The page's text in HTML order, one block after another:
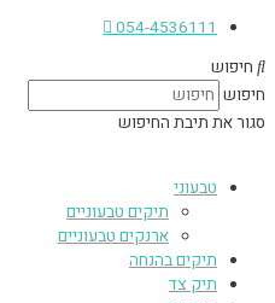
054-4536111
חיפוש
חיפוש
סגור את תיבת החיפוש
טבעוני
תיקים טבעוניים
ארנקים טבעוניים
תיקים בהנחה
תיק צד